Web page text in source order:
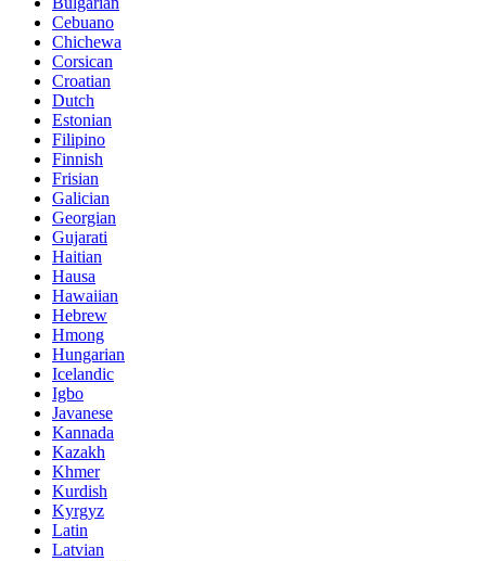
Cebuano
Chichewa
Corsican
Croatian
Dutch
Estonian
Filipino
Finnish
Frisian
Galician
Georgian
Gujarati
Haitian
Hausa
Hawaiian
Hebrew
Hmong
Hungarian
Icelandic
Igbo
Javanese
Kannada
Kazakh
Khmer
Kurdish
Kyrgyz
Latin
Latvian